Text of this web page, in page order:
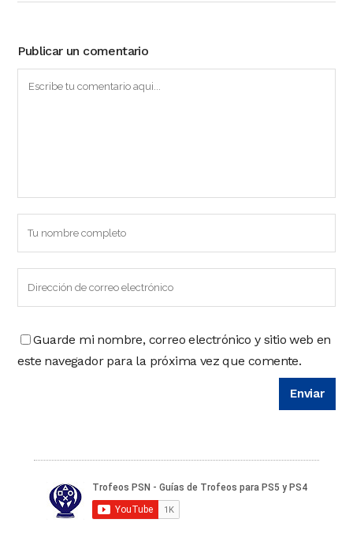
Publicar un comentario
Guarde mi nombre, correo electrónico y sitio web en
este navegador para la próxima vez que comente.